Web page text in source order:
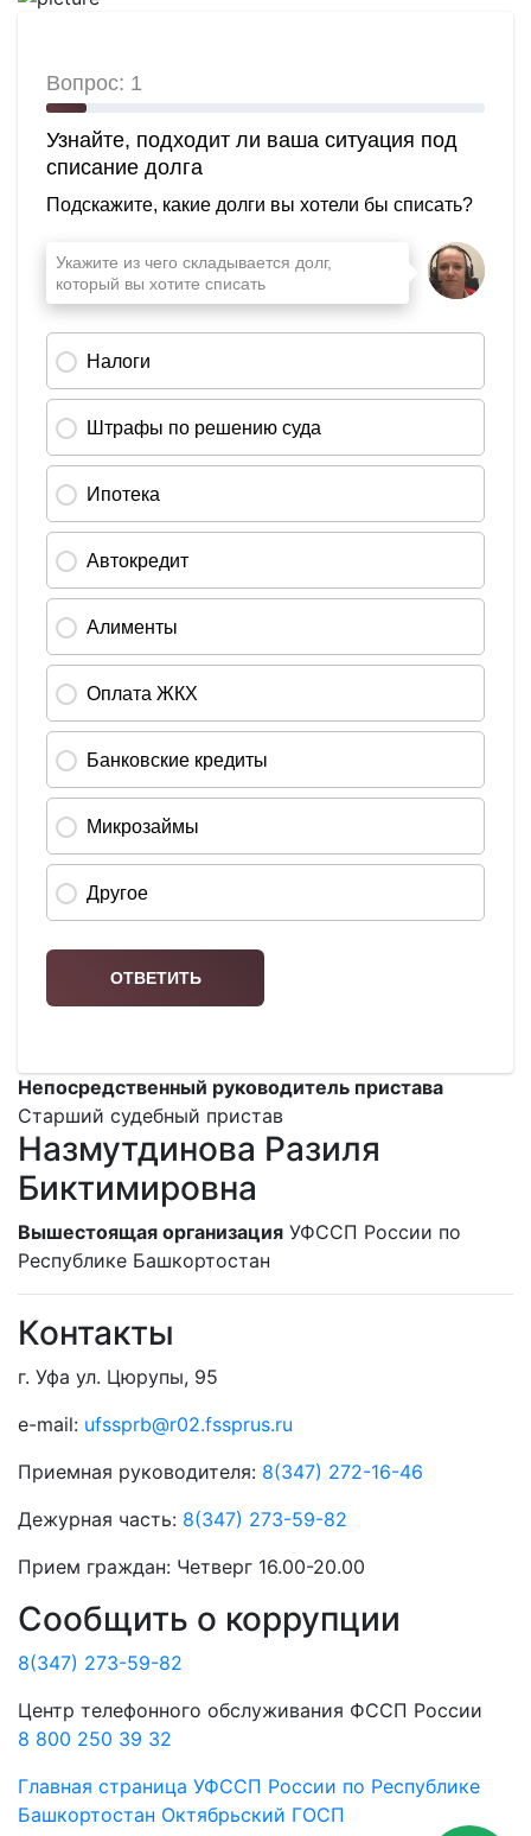
Непосредственный руководитель пристава
Старший судебный пристав
Назмутдинова Разиля
Биктимировна
Вышестоящая организация УФССП России по
Республике Башкортостан
Контакты
г. Уфа ул. Цюрупы, 95
e-mail: ufssprb@r02.fssprus.ru
Приемная руководителя: 8(347) 272-16-46
Дежурная часть: 8(347) 273-59-82
Прием граждан: Четверг 16.00-20.00
Сообщить о коррупции
8(347) 273-59-82
Центр телефонного обслуживания ФССП России
8 800 250 39 32
Главная страница УФССП России по Республике
Башкортостан Октябрьский ГОСП